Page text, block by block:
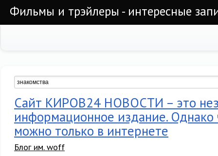
Фильмы и трэйлеры - интересные
Сайт КИРОВ24 НОВОСТИ – это
информационное издание. Однако
можно только в интернете
Блог им. woff